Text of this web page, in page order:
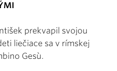
prekvapil svojou
liečiace sa v rímskej
Gesù.